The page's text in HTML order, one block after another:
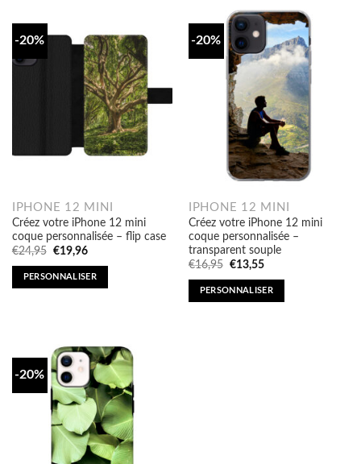
-20%
IPHONE 12 MINI
Créez votre iPhone 12 mini
coque personnalisée – flip case
€24,95 Original
was:
€24,95.
€19,96Current
is:
€19,96.
PERSONNALISER
-20%
IPHONE 12 MINI
Créez votre iPhone 12 mini
coque personnalisée –
transparent souple
€16,95 Original
was:
€16,95.
€13,55Current
is:
€13,55.
PERSONNALISER
-20%